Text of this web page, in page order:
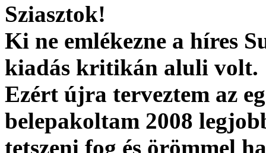
Sziasztok!
Ki ne emlékezne a híres
kiadás kritikán aluli volt.
Ezért újra terveztem az
belepakoltam 2008
tetszeni fog és örömmel